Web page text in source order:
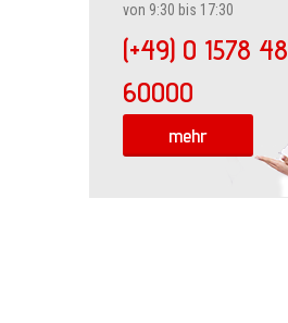
von 9:30 bis 17:30
(+49) 0 1578 48
60000
mehr